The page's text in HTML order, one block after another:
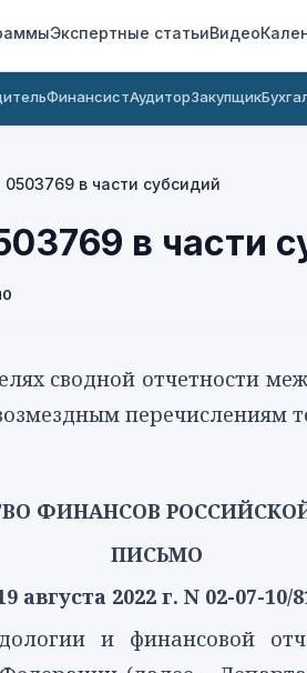
Экспертные статьиВидео
ФинансистАудиторЗакупщик
в части субсидий
в части
0
сводной отчетности
перечислениям
ФИНАНСОВ
ПИСЬМО
августа 2022 г. N 02-07-10/
и финансовой